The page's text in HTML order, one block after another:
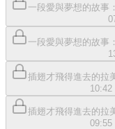
一段愛與夢想的故事
一段愛與夢想的故事
插翅才飛得進去的拉
10:42
插翅才飛得進去的拉
09:55